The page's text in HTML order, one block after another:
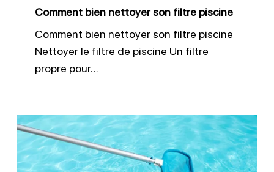
Comment bien nettoyer son filtre piscine
Comment bien nettoyer son filtre piscine
Nettoyer le filtre de piscine Un filtre
propre pour…
Remise
en
route